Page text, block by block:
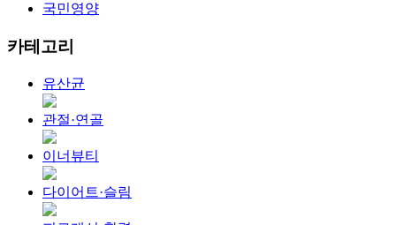
국민영양
카테고리
유산균
관절·연골
이너뷰티
다이어트·슬림